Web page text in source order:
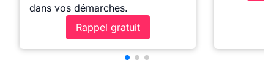
dans vos démarches.
Rappel gratuit